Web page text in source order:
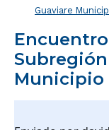
Guaviare
Municipio